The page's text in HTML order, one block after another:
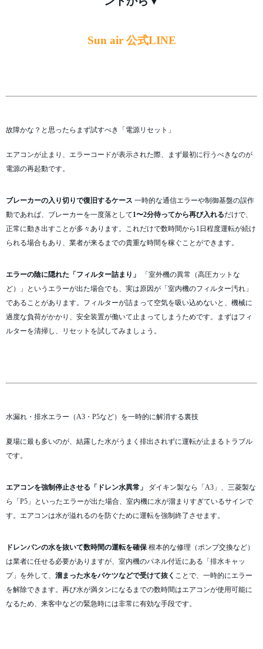
Sun air 公式LINE
故障かな？と思ったらまず試すべき「電源リセット」
エアコンが止まり、エラーコードが表示された際、まず最初に行うべきなのが
電源の再起動です。
ブレーカーの入り切りで復旧するケース 一時的な通信エラーや制御基盤の誤作
動であれば、ブレーカーを一度落として1〜2分待ってから再び入れるだけで、
正常に動き出すことが多々あります。これだけで数時間から1日程度運転が続け
られる場合もあり、業者が来るまでの貴重な時間を稼ぐことができます。
エラーの陰に隠れた「フィルター詰まり」
「室外機の異常（高圧カットな
ど）」というエラーが出た場合でも、実は原因が「室内機のフィルター汚れ」
であることがあります。フィルターが詰まって空気を吸い込めないと、機械に
過度な負荷がかかり、安全装置が働いて止まってしまうためです。まずはフィ
ルターを清掃し、リセットを試してみましょう。
水漏れ・排水エラー（A3・P5など）を一時的に解消する裏技
夏場に最も多いのが、結露した水がうまく排出されずに運転が止まるトラブル
です。
エアコンを強制停止させる「ドレン水異常」
ダイキン製なら「A3」、三菱製な
ら「P5」といったエラーが出た場合、室内機に水が溜まりすぎているサインで
す。エアコンは水が溢れるのを防ぐために運転を強制終了させます。
ドレンパンの水を抜いて数時間の運転を確保 根本的な修理（ポンプ交換など）
は業者に任せる必要がありますが、室内機のパネル付近にある「排水キャッ
プ」を外して、 溜まった水をバケツなどで受けて抜く ことで、一時的にエラー
を解除できます。再び水が満タンになるまでの数時間はエアコンが使用可能に
なるため、来客中などの緊急時には非常に有効な手段です。